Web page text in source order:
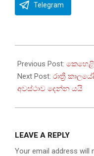
Telegram
07-
18
Previous Post:
Next Post: රාත්‍රී
අවස්ථාව දෙන්න යයි
LEAVE A REPLY
Your email address will